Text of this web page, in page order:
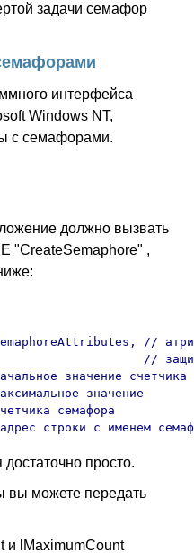
задачи семафор
интерфейса
Windows NT,
с семафорами.
должно вызвать
"CreateSemaphore" ,
//
//
значение
значение
семафора
просто.
вы можете передать
и lMaximumCount